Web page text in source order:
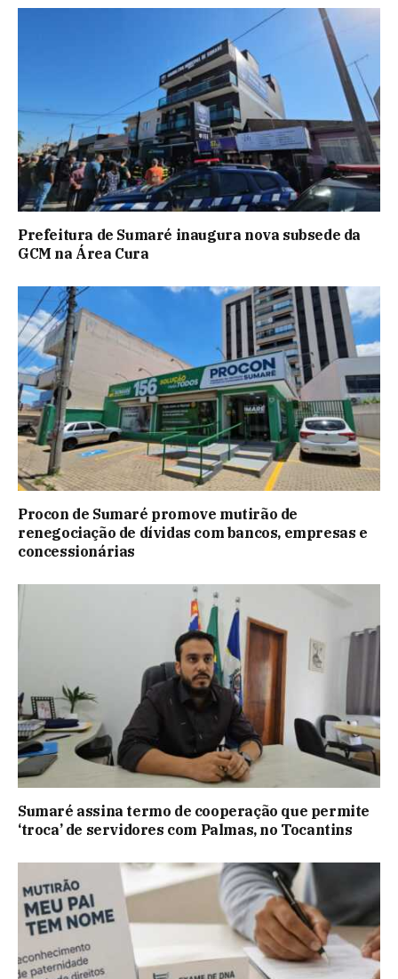
Prefeitura de Sumaré inaugura nova subsede da
GCM na Área Cura
Procon de Sumaré promove mutirão de
renegociação de dívidas com bancos, empresas e
concessionárias
Sumaré assina termo de cooperação que permite
‘troca’ de servidores com Palmas, no Tocantins